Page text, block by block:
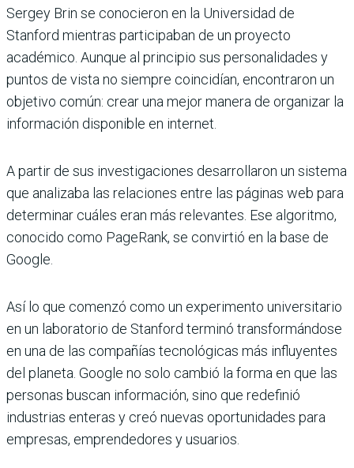
Sergey Brin se conocieron en la Universidad de
Stanford mientras participaban de un proyecto
académico. Aunque al principio sus personalidades y
puntos de vista no siempre coincidían, encontraron un
objetivo común: crear una mejor manera de organizar la
información disponible en internet.
A partir de sus investigaciones desarrollaron un sistema
que analizaba las relaciones entre las páginas web para
determinar cuáles eran más relevantes. Ese algoritmo,
conocido como PageRank, se convirtió en la base de
Google.
Así lo que comenzó como un experimento universitario
en un laboratorio de Stanford terminó transformándose
en una de las compañías tecnológicas más influyentes
del planeta. Google no solo cambió la forma en que las
personas buscan información, sino que redefinió
industrias enteras y creó nuevas oportunidades para
empresas, emprendedores y usuarios.